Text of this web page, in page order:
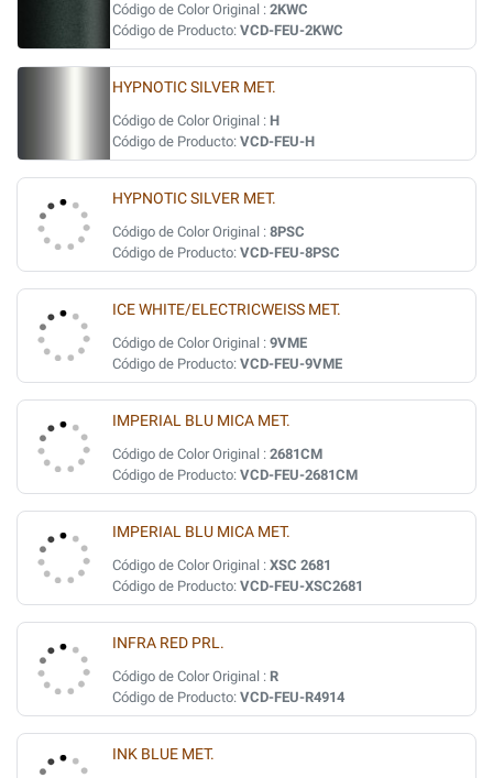
Código de Color Original : 2KWC
Código de Producto: VCD-FEU-2KWC
HYPNOTIC SILVER MET.
Código de Color Original : H
Código de Producto: VCD-FEU-H
HYPNOTIC SILVER MET.
Código de Color Original : 8PSC
Código de Producto: VCD-FEU-8PSC
ICE WHITE/ELECTRICWEISS MET.
Código de Color Original : 9VME
Código de Producto: VCD-FEU-9VME
IMPERIAL BLU MICA MET.
Código de Color Original : 2681CM
Código de Producto: VCD-FEU-2681CM
IMPERIAL BLU MICA MET.
Código de Color Original : XSC 2681
Código de Producto: VCD-FEU-XSC2681
INFRA RED PRL.
Código de Color Original : R
Código de Producto: VCD-FEU-R4914
INK BLUE MET.